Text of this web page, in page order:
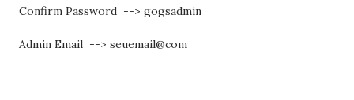
Confirm Password --> gogsadmin
Admin Email --> seuemail@com